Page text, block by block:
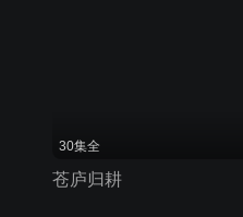
30集全
苍庐归耕